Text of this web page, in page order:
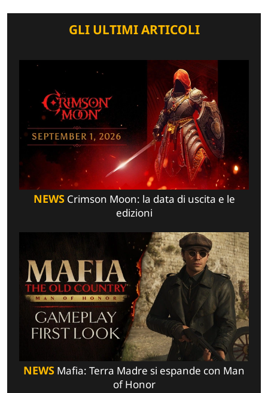
GLI ULTIMI ARTICOLI
NEWSCrimson Moon: la data di uscita e le
edizioni
NEWS Mafia: Terra Madre si espande con Man
of Honor